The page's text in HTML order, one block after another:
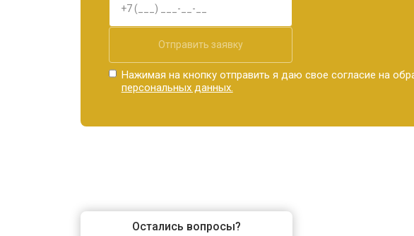
Отправить заявку
Нажимая на кнопку отправить я даю свое согласие на
персональных данных.
Остались вопросы?